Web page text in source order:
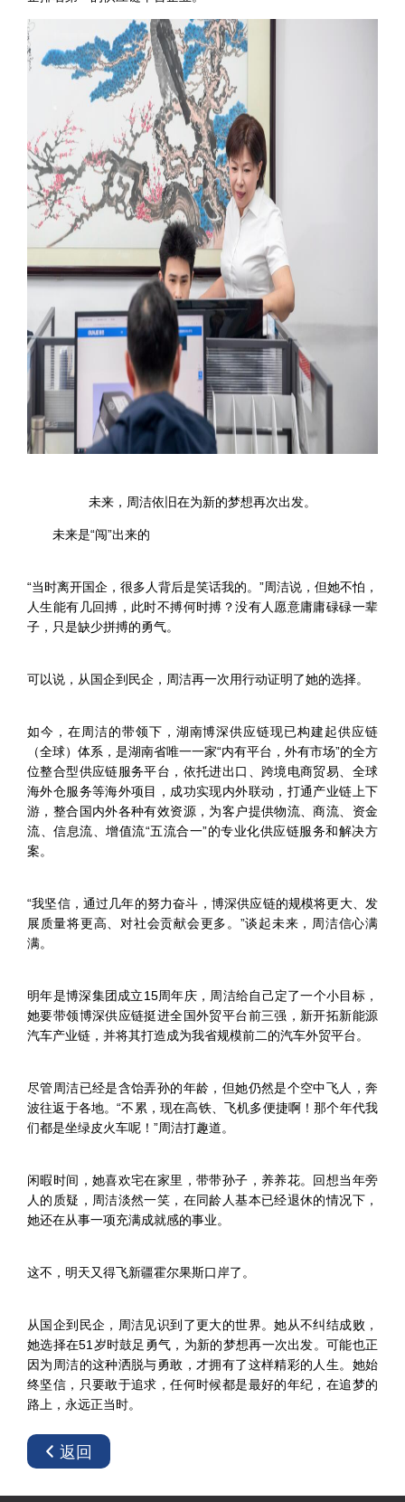
未来，周洁依旧在为新的梦想再次出发。
未来是“闯”出来的
“当时离开国企，很多人背后是笑话我的。”周洁说，但她不怕，
人生能有几回搏，此时不搏何时搏？没有人愿意庸庸碌碌一辈
子，只是缺少拼搏的勇气。
可以说，从国企到民企，周洁再一次用行动证明了她的选择。
如今，在周洁的带领下，湖南博深供应链现已构建起供应链
（全球）体系，是湖南省唯一一家“内有平台，外有市场”的全方
位整合型供应链服务平台，依托进出口、跨境电商贸易、全球
海外仓服务等海外项目，成功实现内外联动，打通产业链上下
游，整合国内外各种有效资源，为客户提供物流、商流、资金
流、信息流、增值流“五流合一”的专业化供应链服务和解决方
案。
“我坚信，通过几年的努力奋斗，博深供应链的规模将更大、发
展质量将更高、对社会贡献会更多。”谈起未来，周洁信心满
满。
明年是博深集团成立15周年庆，周洁给自己定了一个小目标，
她要带领博深供应链挺进全国外贸平台前三强，新开拓新能源
汽车产业链，并将其打造成为我省规模前二的汽车外贸平台。
尽管周洁已经是含饴弄孙的年龄，但她仍然是个空中飞人，奔
波往返于各地。“不累，现在高铁、飞机多便捷啊！那个年代我
们都是坐绿皮火车呢！”周洁打趣道。
闲暇时间，她喜欢宅在家里，带带孙子，养养花。回想当年旁
人的质疑，周洁淡然一笑，在同龄人基本已经退休的情况下，
她还在从事一项充满成就感的事业。
这不，明天又得飞新疆霍尔果斯口岸了。
从国企到民企，周洁见识到了更大的世界。她从不纠结成败，
她选择在51岁时鼓足勇气，为新的梦想再一次出发。可能也正
因为周洁的这种洒脱与勇敢，才拥有了这样精彩的人生。她始
终坚信，只要敢于追求，任何时候都是最好的年纪，在追梦的
路上，永远正当时。
返回